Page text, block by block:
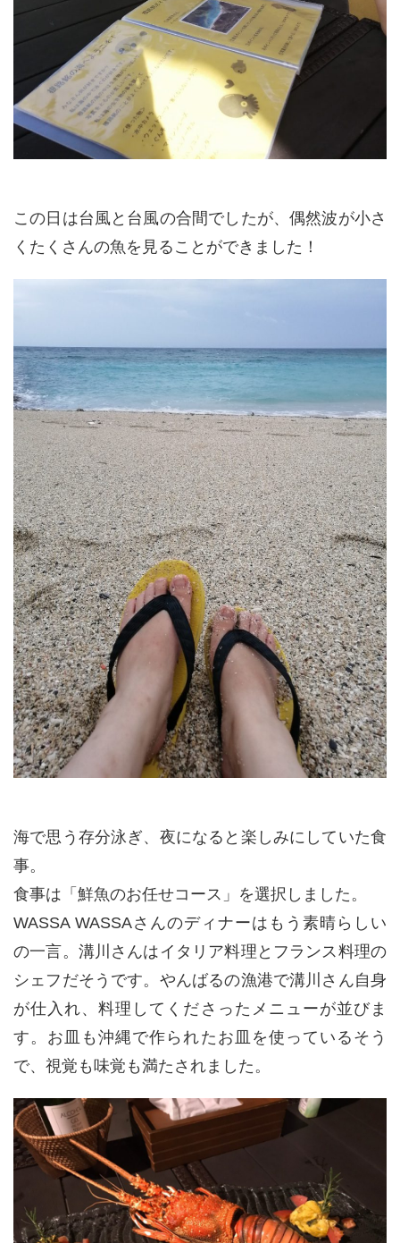
この日は台風と台風の合間でしたが、偶然波が小さ
くたくさんの魚を見ることができました！
海で思う存分泳ぎ、夜になると楽しみにしていた食
事。
食事は「鮮魚のお任せコース」を選択しました。
WASSA WASSAさんのディナーはもう素晴らしい
の一言。溝川さんはイタリア料理とフランス料理の
シェフだそうです。やんばるの漁港で溝川さん自身
が仕入れ、料理してくださったメニューが並びま
す。お皿も沖縄で作られたお皿を使っているそう
で、視覚も味覚も満たされました。